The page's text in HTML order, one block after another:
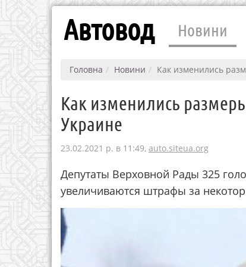
Автовод Новини
Головна Новини Как изменились
Как изменились
Украине
23.02.2021 р. в 11:49, auto.siteua.org
Депутаты Верховной Рады 325
увеличиваются штрафы за